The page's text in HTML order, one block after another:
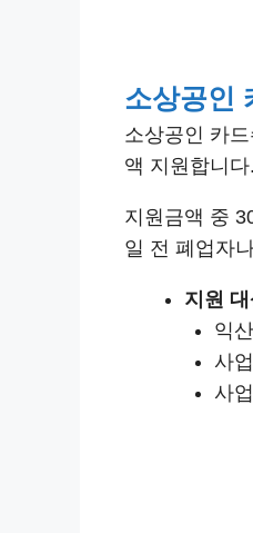
소상공인
소상공인 카
액 지원합니다.
지원금액 중
일 전 폐업자
지원
익
사
사